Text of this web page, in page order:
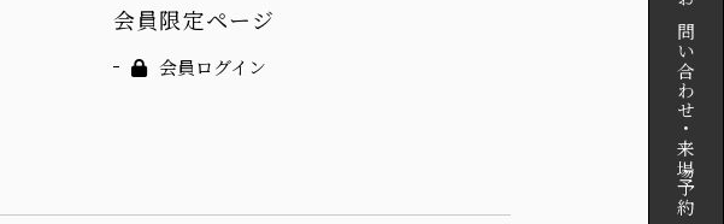
会員限定ページ
会員ログイン お問い合わせ・来場予約